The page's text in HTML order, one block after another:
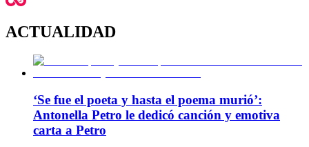
ACTUALIDAD
‘Se fue el poeta y hasta el poema murió’:
Antonella Petro le dedicó canción y emotiva
carta a Petro